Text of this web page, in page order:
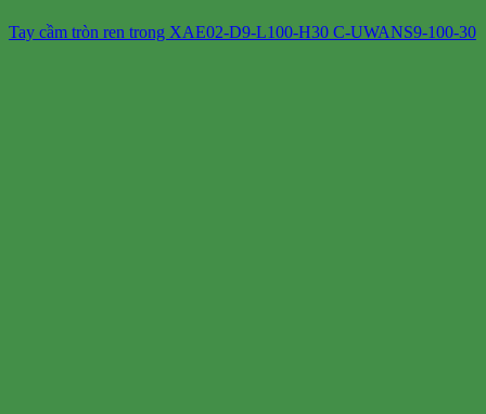
Tay cầm tròn ren trong XAE02-D9-L100-H30 C-UWANS9-100-30